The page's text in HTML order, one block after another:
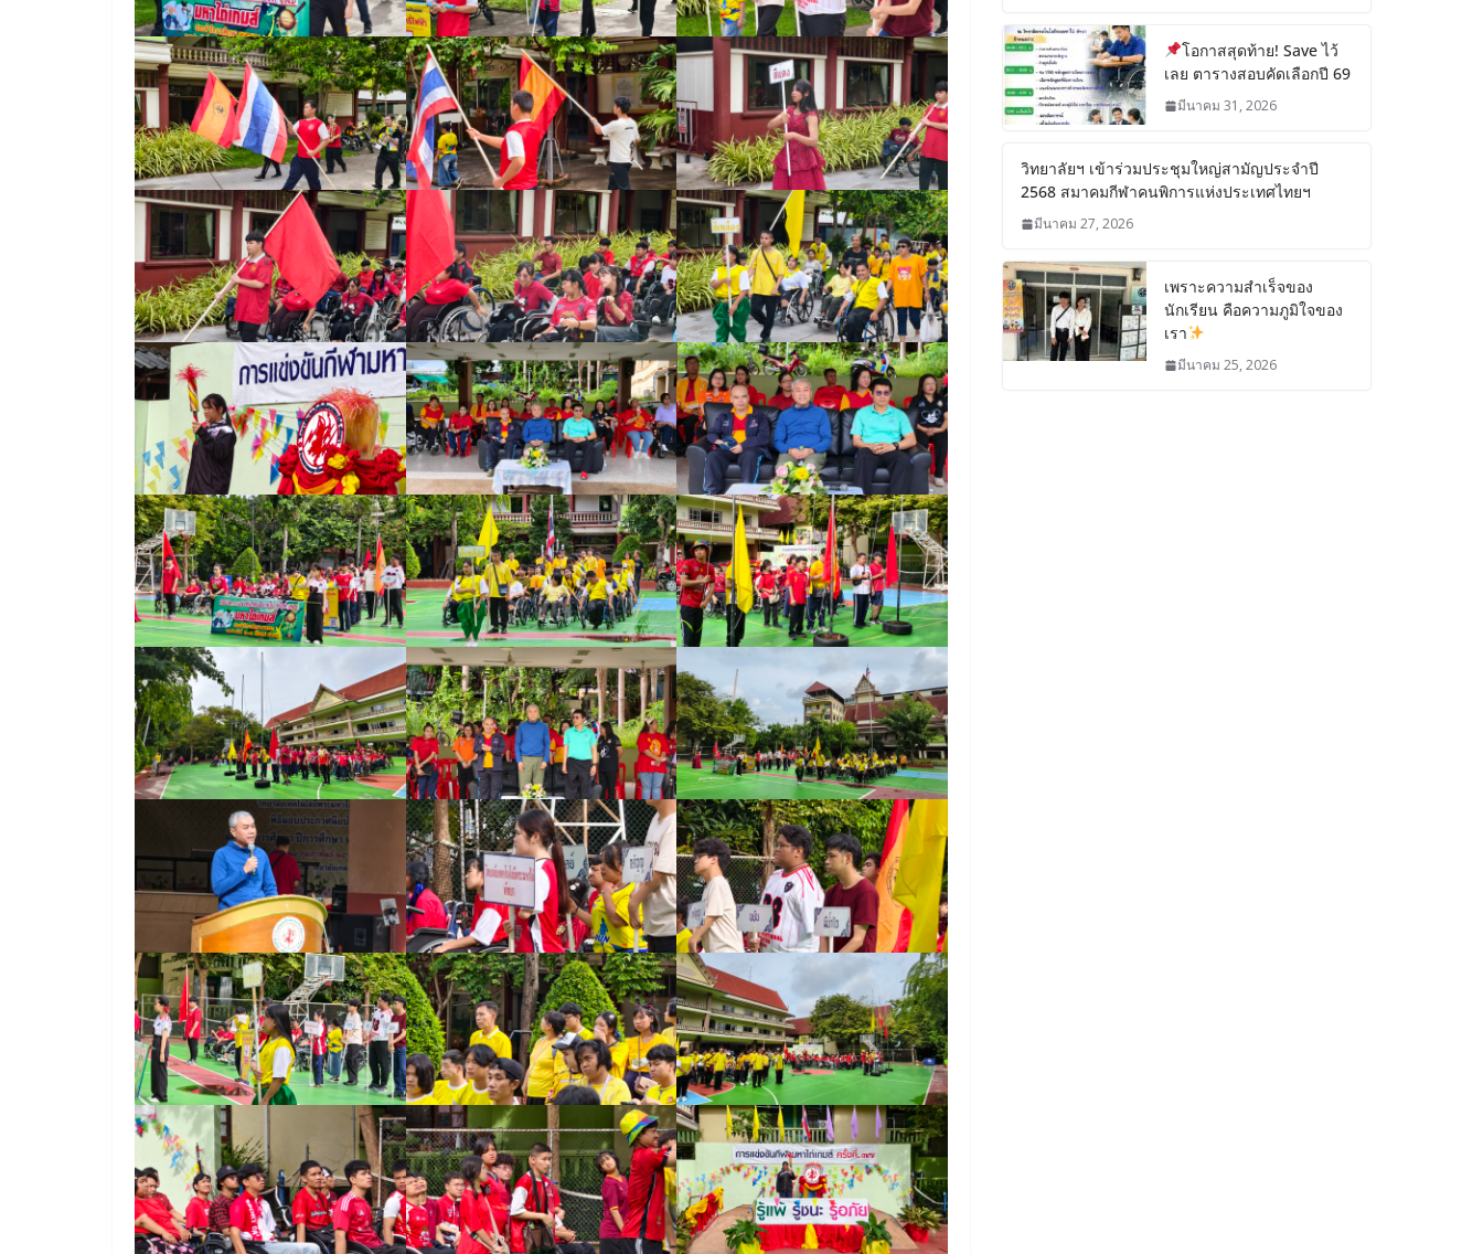
โอกาสสุดท้าย! Save ไว้
เลย ตารางสอบคัดเลือกปี 69
มีนาคม 31, 2026
วิทยาลัยฯ เข้าร่วมประชุมใหญ่สามัญประจำปี
2568 สมาคมกีฬาคนพิการแห่งประเทศไทยฯ
มีนาคม 27, 2026
เพราะความสำเร็จของ
นักเรียน คือความภูมิใจของ
เรา
มีนาคม 25, 2026